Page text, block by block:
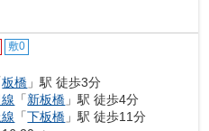
敷0
板橋 」駅 徒歩3分
「新板橋 」駅 徒歩4分
「下板橋 」駅 徒歩11分